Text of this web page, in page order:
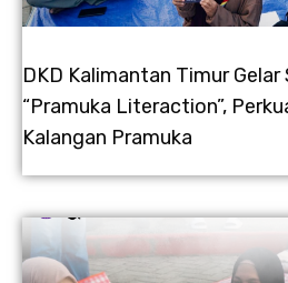
DKD Kalimantan Timur
“Pramuka Literaction”,
Kalangan Pramuka